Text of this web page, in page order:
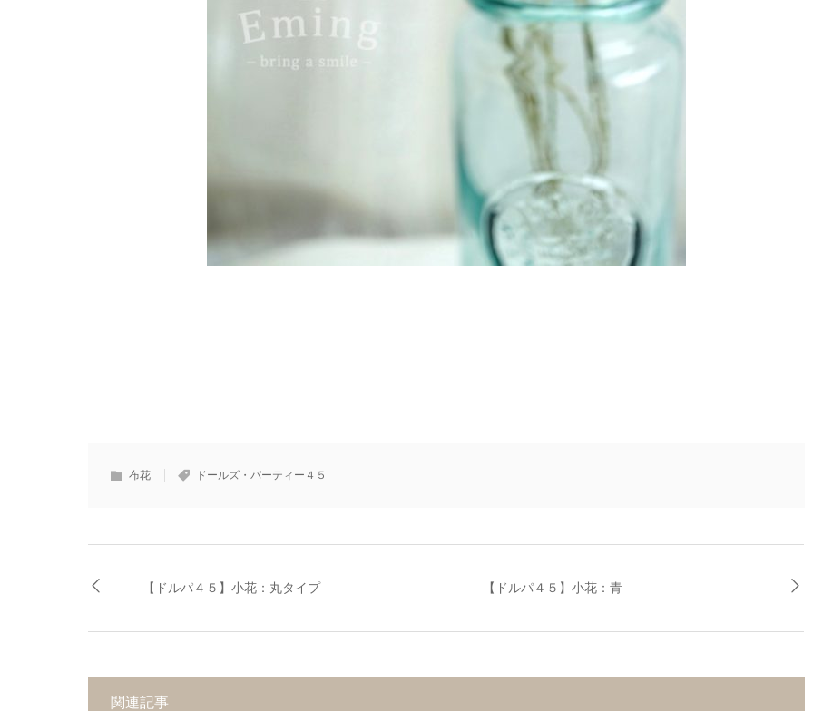
布花 ドールズ・パーティー４５
【ドルパ４５】小花：丸タイプ 【ドルパ４５】小花：青
関連記事